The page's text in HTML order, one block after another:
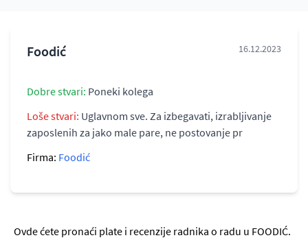
Foodić 16.12.2023
Dobre stvari: Poneki kolega
Loše stvari: Uglavnom sve. Za izbegavati, izrabljivanje
zaposlenih za jako male pare, ne postovanje pr
Firma: Foodić
Ovde ćete pronaći plate i recenzije radnika o radu u FOODIĆ.